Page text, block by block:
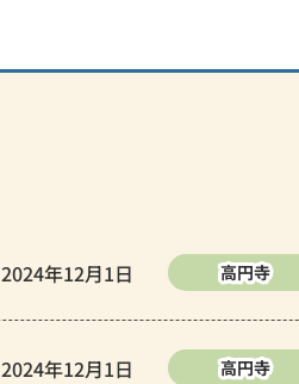
2024年12月1日 高円寺
2024年12月1日 高円寺